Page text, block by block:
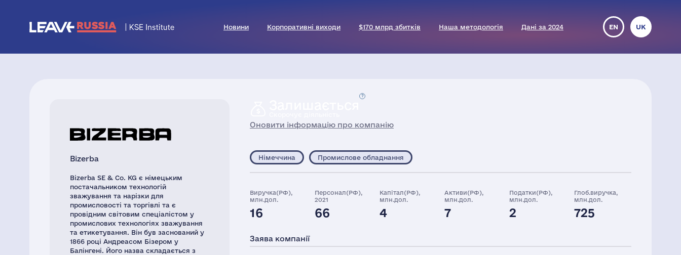
Новини Корпоративні виходи $170 млрд збитків Наша методологія Дані за 2024 EN UK
Bizerba
Bizerba SE & Co. KG є німецьким
постачальником технологій
зважування та нарізки для
промисловості та торгівлі та є
провідним світовим спеціалістом у
промислових технологіях зважування
та етикетування. Він був заснований у
1866 році Андреасом Бізером у
Балінгені. Його назва складається з
Оновити інформацію про компанію
Німеччина Промислове обладнання
Виручка(РФ),
млн.дол.
16
Персонал(РФ),
2021
66
Капітал(РФ),
млн.дол.
4
Активи(РФ),
млн.дол.
7
Податки(РФ),
млн.дол.
2
Глоб.виручка,
млн.дол.
725
Заява компанії